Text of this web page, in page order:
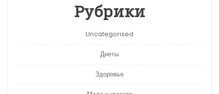
Рубрики
Uncategorised
Диеты
Здоровье